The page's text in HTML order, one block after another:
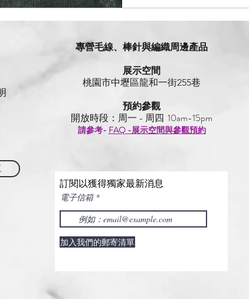
等扣子放置的三天，只
為看到除了排花外，設計
漸層色的想法。要這樣做
有顏色，然後先算出毛
化。 關於用線 這件我們
羊毛- 苔蘚、森林；牧場
一的配線(蠶絲馬海- 橄
色系，另外有製作排色
的細節，也會相對放大
還有需要考慮換色的位
藏，因此安排換色位置，
專營毛線、棒針與編織周邊產品
展示空間
​桃園市中壢區龍和一街255巷
預約參觀
開放時段：周一 - 周四 10am-15pm
請參考- FAQ -展示空間與參觀預約
訂閱以獲得獨家最新消息
電子信箱
加入我們的郵寄清單